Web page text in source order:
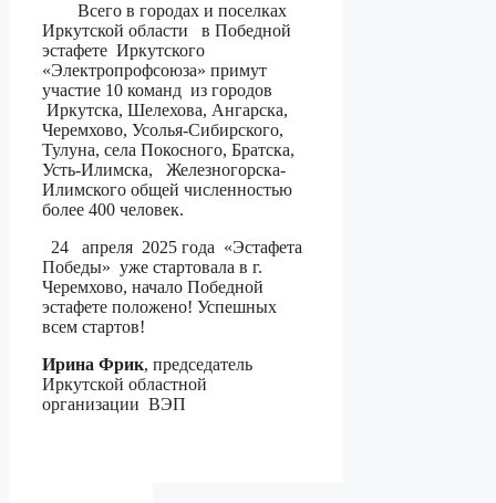
Всего в городах и поселках
Иркутской области в Победной
эстафете Иркутского
«Электропрофсоюза» примут
участие 10 команд из городов
Иркутска, Шелехова, Ангарска,
Черемхово, Усолья-Сибирского,
Тулуна, села Покосного, Братска,
Усть-Илимска, Железногорска-
Илимского общей численностью
более 400 человек.
24 апреля 2025 года «Эстафета
Победы» уже стартовала в г.
Черемхово, начало Победной
эстафете положено! Успешных
всем стартов!
Ирина Фрик, председатель
Иркутской областной
организации ВЭП